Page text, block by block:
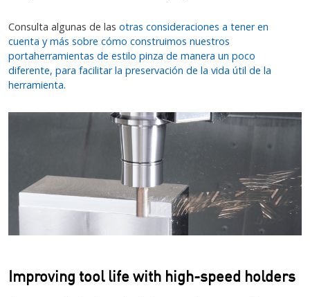
Consulta algunas de las otras consideraciones a tener en
cuenta y más sobre cómo construimos nuestros
portaherramientas de estilo pinza de manera un poco
diferente, para facilitar la preservación de la vida útil de la
herramienta.
Improving tool life with high-speed holders